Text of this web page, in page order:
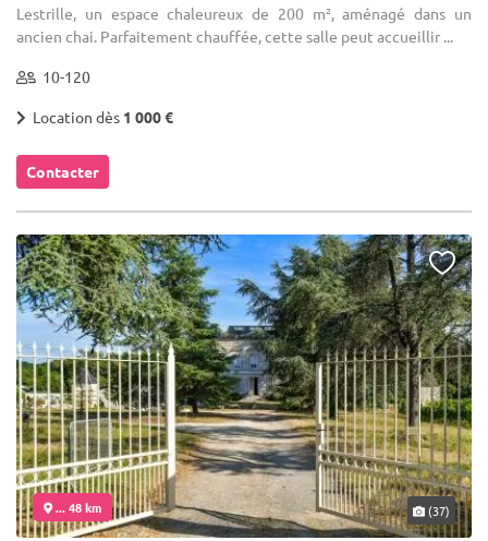
Lestrille, un espace chaleureux de 200 m², aménagé dans un
ancien chai. Parfaitement chauffée, cette salle peut accueillir ...
10-120
Location dès 1 000 €
Contacter
... 48 km (37)